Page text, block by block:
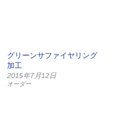
グリーンサファイヤリング
加工
2015年7月12日
オーダー